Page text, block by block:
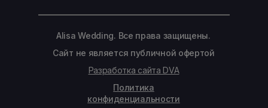
Alisa Wedding. Все права защищены.
Сайт не является публичной офертой
Политика
конфиденциальности
Разработка сайта DVA